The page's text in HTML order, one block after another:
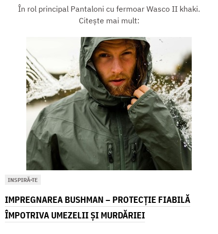
În rol principal Pantaloni cu fermoar Wasco II khaki.
Citește mai mult:
INSPIRĂ-TE
IMPREGNAREA BUSHMAN – PROTECȚIE FIABILĂ
ÎMPOTRIVA UMEZELII ȘI MURDĂRIEI